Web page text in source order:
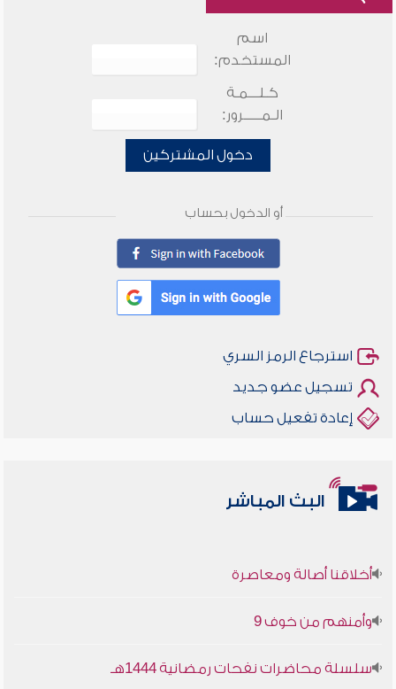
اسم
المستخدم:
كـلـــمـة
الـمـــــرور:
دخول المشتركين
أو الدخول بحساب
استرجاع الرمز السري
تسجيل عضو جديد
إعادة تفعيل حساب
البث المباشر
أخلاقنا أصالة ومعاصرة
وأمنهم من خوف 9
سلسلة محاضرات نفحات رمضانية 1444هـ